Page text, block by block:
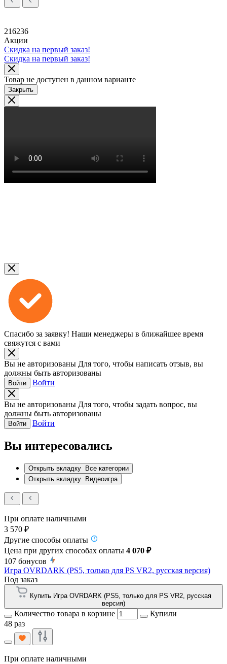
216236
Акции
Скидка на первый заказ!
Скидка на первый заказ!
Товар не доступен в данном варианте
Закрыть
Спасибо за заявку! Наши менеджеры в ближайшее время
свяжутся с вами
Вы не авторизованы Для того, чтобы написать отзыв, вы
должны быть авторизованы
Войти Войти
Вы не авторизованы Для того, чтобы задать вопрос, вы
должны быть авторизованы
Войти Войти
Вы интересовались
Открыть вкладку
Все категории
Открыть вкладку
Видеоигра
При оплате наличными
3 570 ₽
Другие способы оплаты
Цена при других способах оплаты 4 070 ₽
107 бонусов
Игра OVRDARK (PS5, только для PS VR2, русская версия)
Под заказ
Купить Игра OVRDARK (PS5, только для PS VR2, русская
версия)
Количество товара в корзине
Купили
48 раз
При оплате наличными